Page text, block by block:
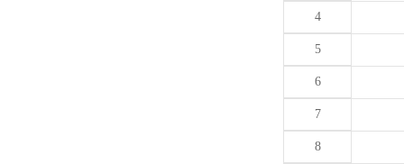
4
5
6
7
8